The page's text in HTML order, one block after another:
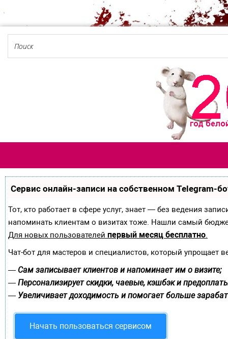
Сервис онлайн-записи на собственном Telegram-
Тот, кто работает в сфере услуг, знает — без ведения
напоминать клиентам о визитах тоже. Нашли самый
Для новых пользователей первый месяц бесплатно.
Чат-бот для мастеров и специалистов, который упрощает
— Сам записывает клиентов и напоминает им о визите;
— Персонализирует скидки, чаевые, кэшбэк и
— Увеличивает доходимость и помогает больше
Начать пользоваться сервисом